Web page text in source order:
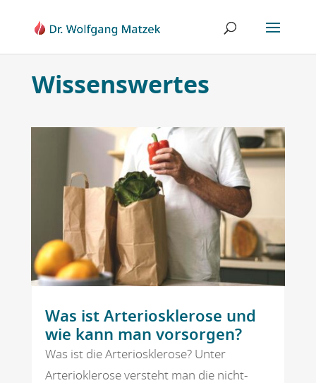
Wissenswertes
Was ist Arteriosklerose und
wie kann man vorsorgen?
Was ist die Arteriosklerose? Unter
Arterioklerose versteht man die nicht-